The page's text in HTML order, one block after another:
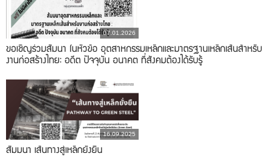
07.01.2026
ขอเชิญร่วมสัมนา ในหัวข้อ อุตสาหกรรมเหล็กและมาตรฐานเหล็กเส้นสำหรับ
งานก่อสร้างไทย: อดีต ปัจจุบัน อนาคต ที่สังคมต้องได้รับรู้
16.09.2025
สัมมนา เส้นทางสู่เหล็กยั่งยืน